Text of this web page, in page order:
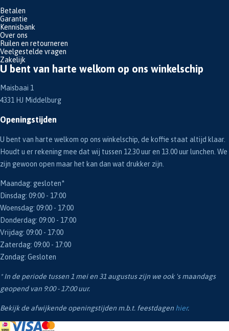
Betalen
Garantie
Kennisbank
Over ons
Ruilen en retourneren
Veelgestelde vragen
Zakelijk
U bent van harte welkom op ons winkelschip
Maisbaai 1
4331 HJ Middelburg
Openingstijden
U bent van harte welkom op ons winkelschip, de koffie staat altijd klaar.
Houdt u er rekening mee dat wij tussen 12.30 uur en 13.00 uur lunchen. We
zijn gewoon open maar het kan dan wat drukker zijn.
Maandag: gesloten*
Dinsdag: 09:00 - 17:00
Woensdag: 09:00 - 17:00
Donderdag: 09:00 - 17:00
Vrijdag: 09:00 - 17:00
Zaterdag: 09:00 - 17:00
Zondag: Gesloten
* In de periode tussen 1 mei en 31 augustus zijn we ook 's maandags
geopend van 9:00 - 17:00 uur.
Bekijk de afwijkende openingstijden m.b.t. feestdagen hier.